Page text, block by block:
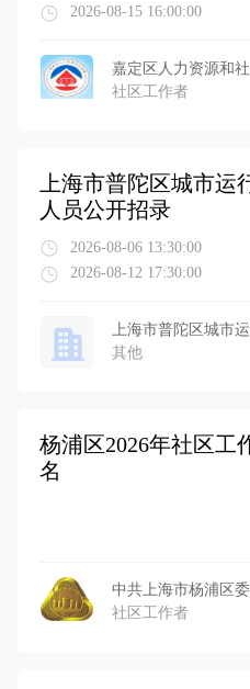
2026-08-15 16:00:00
嘉定区人力资源和
社区工作者
上海市普陀区城市
人员公开招录
2026-08-06 13:30:00
2026-08-12 17:30:00
上海市普陀区城市
其他
杨浦区2026年社区工
名
中共上海市杨浦区
社区工作者